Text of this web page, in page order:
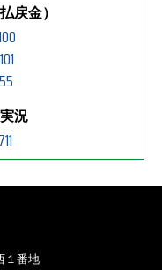
戻金）
況
１番地